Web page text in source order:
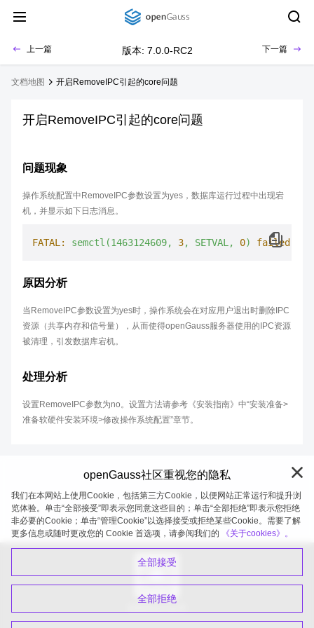
上一篇 版本: 7.0.0-RC2 下一篇
文档地图 开启RemoveIPC引起的core问题
开启RemoveIPC引起的core问题
问题现象
操作系统配置中RemoveIPC参数设置为yes，数据库运行过程中出现宕
机，并显示如下日志消息。
FATAL: semctl(1463124609, 3, SETVAL, 0) failed:
原因分析
当RemoveIPC参数设置为yes时，操作系统会在对应用户退出时删除IPC
资源（共享内存和信号量），从而使得openGauss服务器使用的IPC资源
被清理，引发数据库宕机。
处理分析
设置RemoveIPC参数为no。设置方法请参考《安装指南》中“安装准备>
准备软硬件安装环境>修改操作系统配置”章节。
openGauss 2026-08-05 19:58:45
openGauss社区重视您的隐私
我们在本网站上使用Cookie，包括第三方Cookie，以便网站正常运行和提升浏
览体验。单击“全部接受”即表示您同意这些目的；单击“全部拒绝”即表示您拒绝
非必要的Cookie；单击“管理Cookie”以选择接受或拒绝某些Cookie。需要了解
更多信息或随时更改您的 Cookie 首选项，请参阅我们的
《关于cookies》。
全部接受
全部拒绝